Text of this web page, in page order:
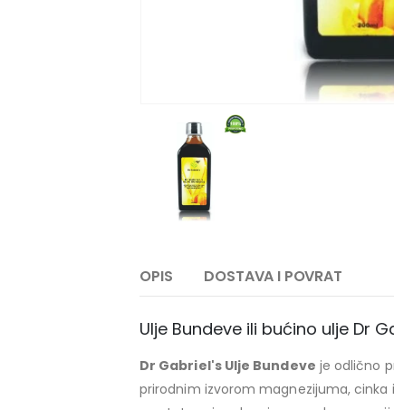
OPIS DOSTAVA I POVRAT
Ulje Bundeve ili bućino ulje Dr
Dr Gabriel's Ulje Bundeve je odlično
prirodnim izvorom magnezijuma, cinka